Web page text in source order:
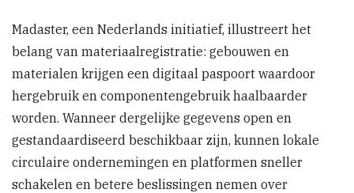
Madaster, een Nederlands initiatief, illustreert het
belang van materiaalregistratie: gebouwen en
materialen krijgen een digitaal paspoort waardoor
hergebruik en componentengebruik haalbaarder
worden. Wanneer dergelijke gegevens open en
gestandaardiseerd beschikbaar zijn, kunnen lokale
circulaire ondernemingen en platformen sneller
schakelen en betere beslissingen nemen over